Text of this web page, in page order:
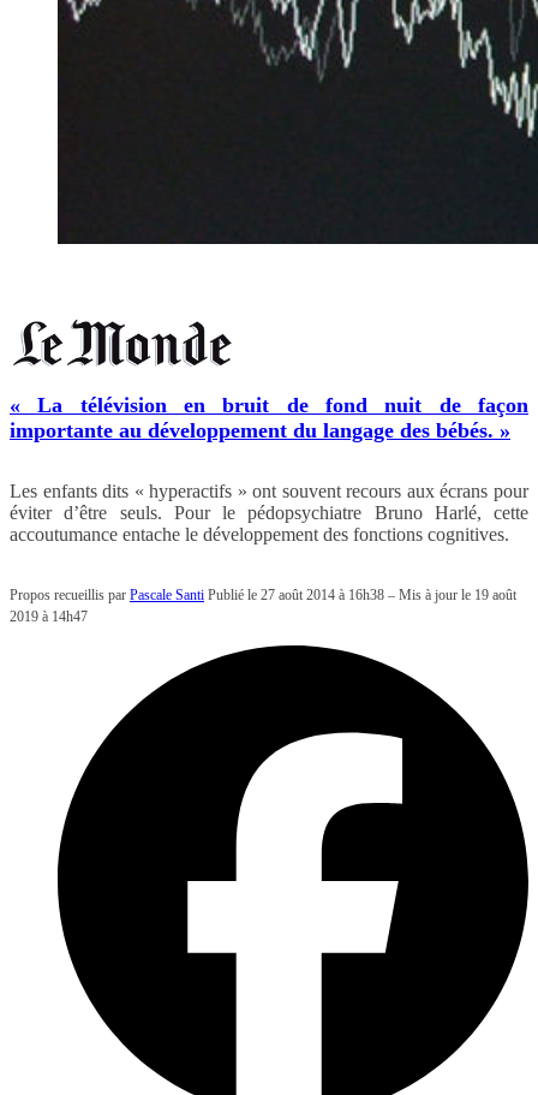
« La télévision en bruit de fond nuit de façon
importante au développement du langage des bébés. »
Les enfants dits « hyperactifs » ont souvent recours aux écrans pour
éviter d’être seuls. Pour le pédopsychiatre Bruno Harlé, cette
accoutumance entache le développement des fonctions cognitives.
Propos recueillis par Pascale Santi Publié le 27 août 2014 à 16h38 – Mis à jour le 19 août
2019 à 14h47